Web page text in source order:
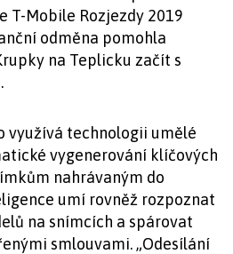
T-Mobile Rozjezdy 2019
odměna pomohla
na Teplicku začít s
využívá technologii umělé
vygenerování klíčových
nahrávaným do
umí rovněž rozpoznat
na snímcích a spárovat
smlouvami. „Odesílání